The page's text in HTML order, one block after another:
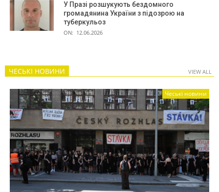
У Празі розшукують бездомного
громадянина України з підозрою на
туберкульоз
ON: 12.06.2026
ЧЕСЬКІ НОВИНИ VIEW ALL
Чеські новини